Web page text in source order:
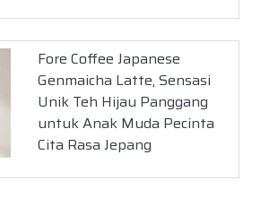
Fore Coffee Japanese
Genmaicha Latte, Sensasi
Unik Teh Hijau Panggang
untuk Anak Muda Pecinta
Cita Rasa Jepang